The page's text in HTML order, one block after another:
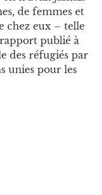
de femmes et
chez eux – telle
rapport publié à
des réfugiés par
unies pour les